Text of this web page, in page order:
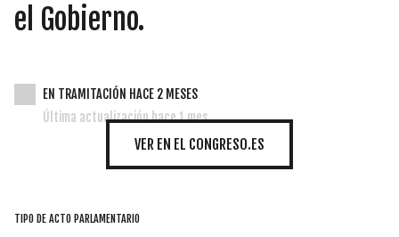
el Gobierno.
EN TRAMITACIÓN HACE 2 MESES
Última actualización hace 1 mes
VER EN EL CONGRESO.ES
TIPO DE ACTO PARLAMENTARIO